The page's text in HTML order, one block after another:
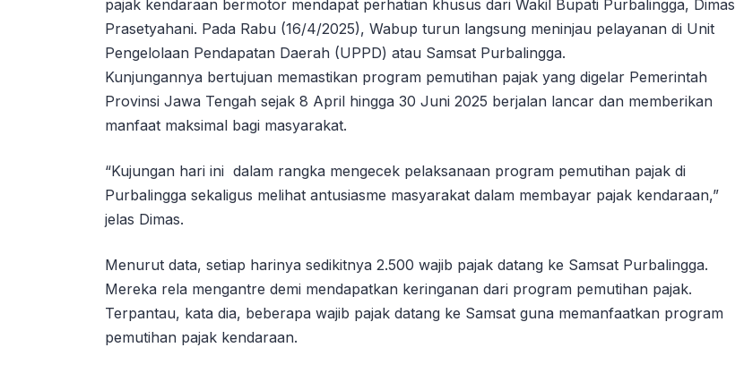
pajak kendaraan bermotor mendapat perhatian khusus dari Wakil Bupati Purbalingga, Dimas
Prasetyahani. Pada Rabu (16/4/2025), Wabup turun langsung meninjau pelayanan di Unit
Pengelolaan Pendapatan Daerah (UPPD) atau Samsat Purbalingga.
Kunjungannya bertujuan memastikan program pemutihan pajak yang digelar Pemerintah
Provinsi Jawa Tengah sejak 8 April hingga 30 Juni 2025 berjalan lancar dan memberikan
manfaat maksimal bagi masyarakat.
“Kujungan hari ini dalam rangka mengecek pelaksanaan program pemutihan pajak di
Purbalingga sekaligus melihat antusiasme masyarakat dalam membayar pajak kendaraan,”
jelas Dimas.
Menurut data, setiap harinya sedikitnya 2.500 wajib pajak datang ke Samsat Purbalingga.
Mereka rela mengantre demi mendapatkan keringanan dari program pemutihan pajak.
Terpantau, kata dia, beberapa wajib pajak datang ke Samsat guna memanfaatkan program
pemutihan pajak kendaraan.